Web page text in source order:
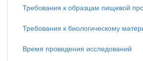
Требования к образцам пищевой
Требования к биологическому
Время проведения исследований